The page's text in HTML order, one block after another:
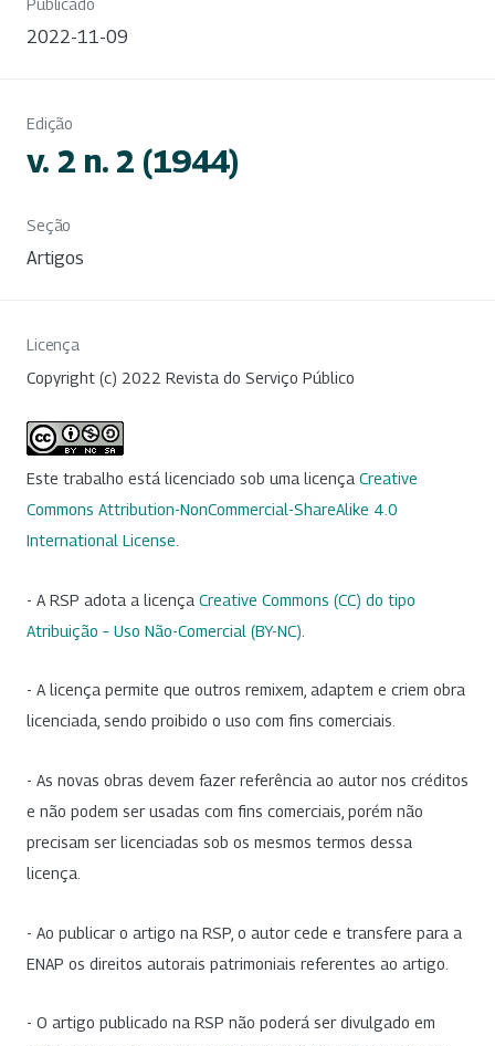
2022-11-09
Edição
v. 2 n. 2 (1944)
Seção
Artigos
Licença
Copyright (c) 2022 Revista do Serviço Público
Este trabalho está licenciado sob uma licença Creative
Commons Attribution-NonCommercial-ShareAlike 4.0
International License
- A RSP adota a licença Creative Commons (CC) do tipo
Atribuição – Uso Não-Comercial (BY-NC)
- A licença permite que outros remixem, adaptem e criem obra
licenciada, sendo proibido o uso com fins comerciais.
- As novas obras devem fazer referência ao autor nos créditos
e não podem ser usadas com fins comerciais, porém não
precisam ser licenciadas sob os mesmos termos dessa
licença.
- Ao publicar o artigo na RSP, o autor cede e transfere para a
ENAP os direitos autorais patrimoniais referentes ao artigo.
- O artigo publicado na RSP não poderá ser divulgado em